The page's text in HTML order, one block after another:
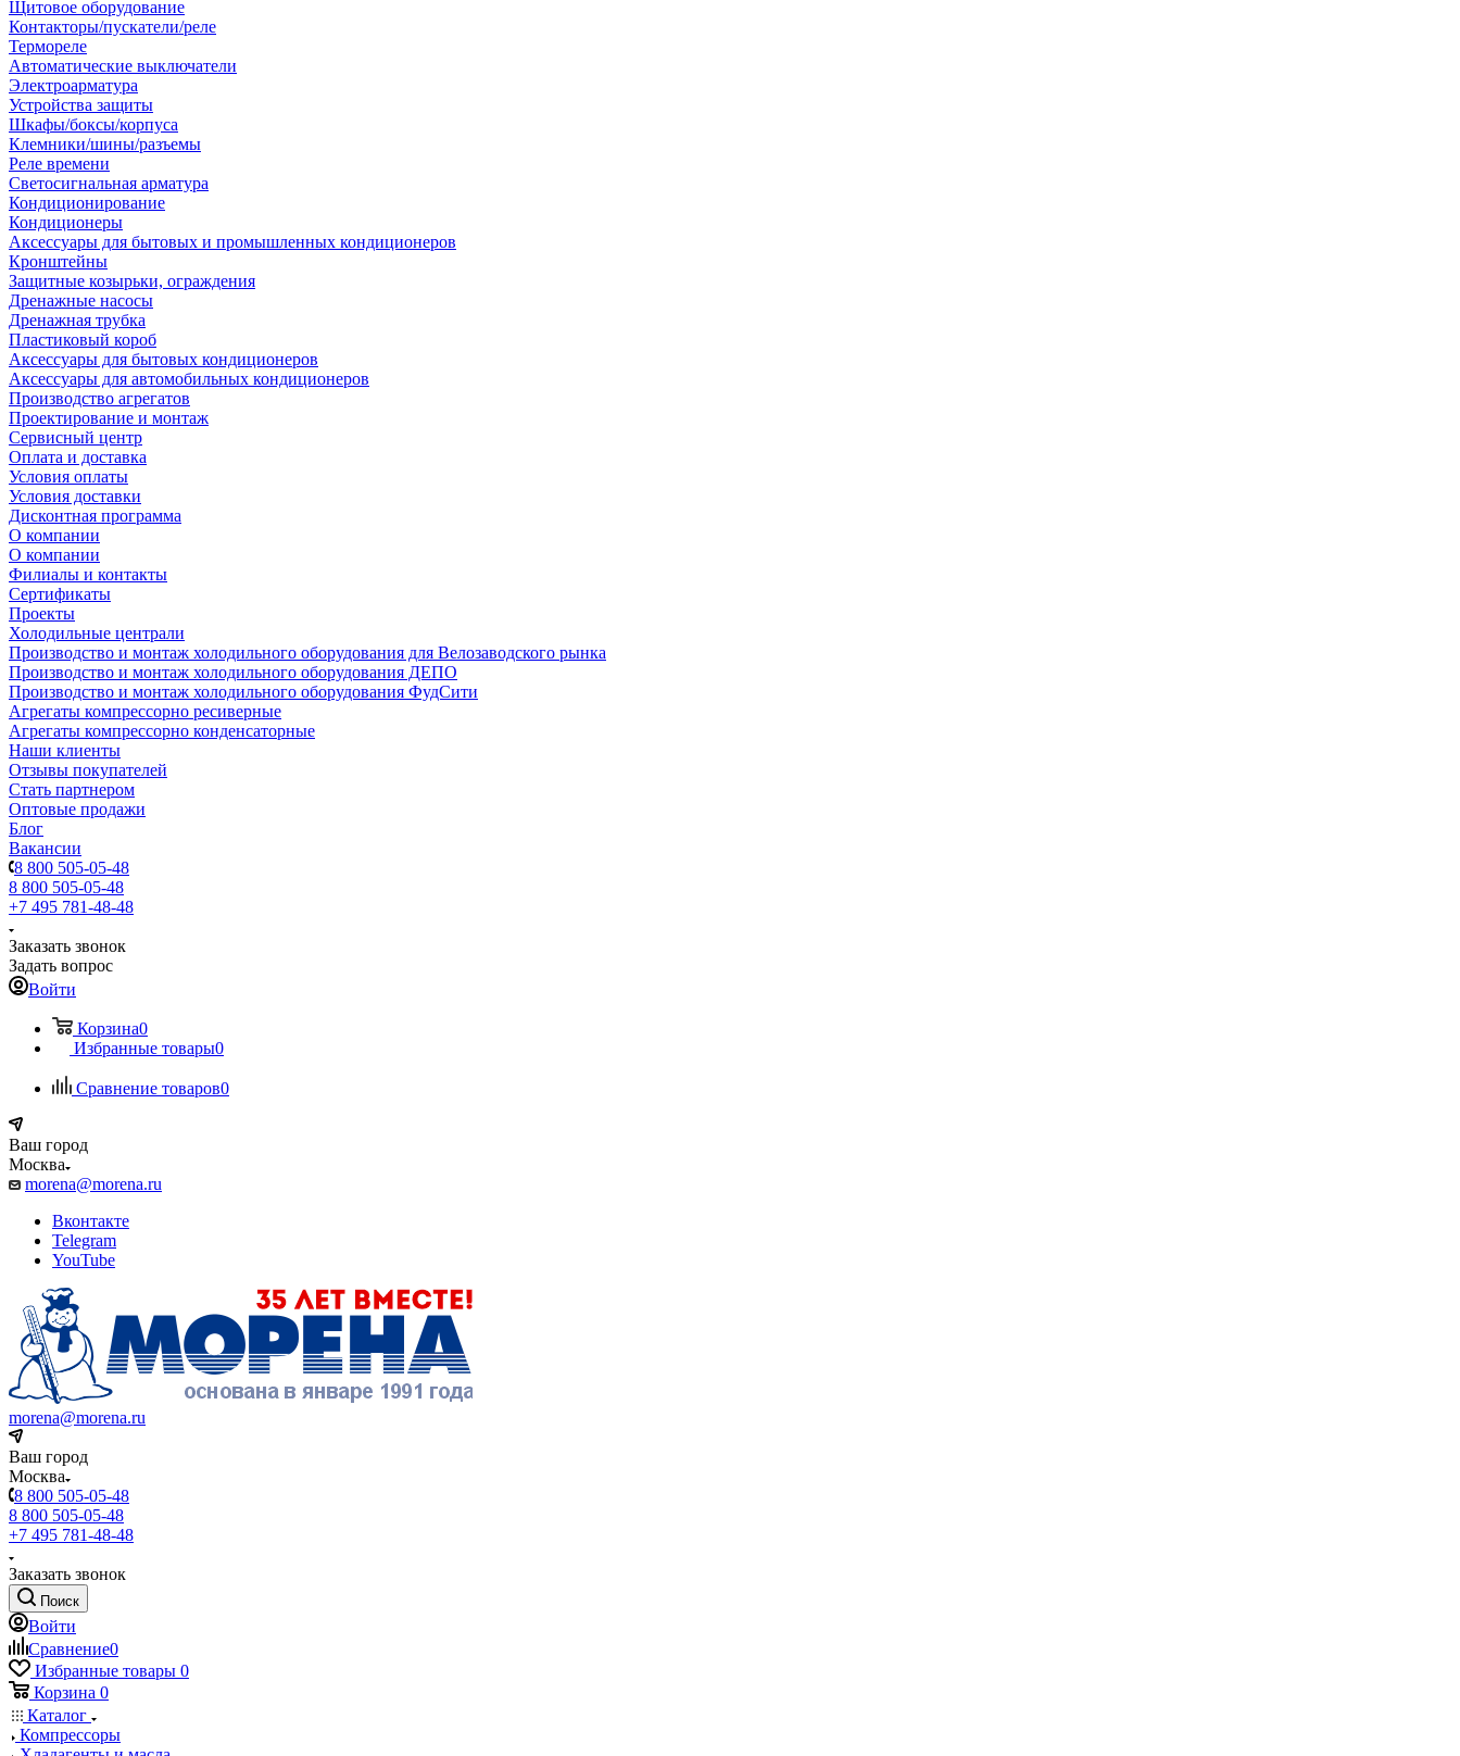
Щитовое оборудование
Контакторы/пускатели/реле
Термореле
Автоматические выключатели
Электроарматура
Устройства защиты
Шкафы/боксы/корпуса
Клемники/шины/разъемы
Реле времени
Светосигнальная арматура
Кондиционирование
Кондиционеры
Аксессуары для бытовых и промышленных кондиционеров
Кронштейны
Защитные козырьки, ограждения
Дренажные насосы
Дренажная трубка
Пластиковый короб
Аксессуары для бытовых кондиционеров
Аксессуары для автомобильных кондиционеров
Производство агрегатов
Проектирование и монтаж
Сервисный центр
Оплата и доставка
Условия оплаты
Условия доставки
Дисконтная программа
О компании
О компании
Филиалы и контакты
Сертификаты
Проекты
Холодильные централи
Производство и монтаж холодильного оборудования для Велозаводского рынка
Производство и монтаж холодильного оборудования ДЕПО
Производство и монтаж холодильного оборудования ФудСити
Агрегаты компрессорно ресиверные
Агрегаты компрессорно конденсаторные
Наши клиенты
Отзывы покупателей
Стать партнером
Оптовые продажи
Блог
Вакансии
8 800 505-05-48
8 800 505-05-48
+7 495 781-48-48
Заказать звонок
Задать вопрос
Войти
Корзина0
Избранные товары0
Сравнение товаров0
Ваш город
Москва
morena@morena.ru
Вконтакте
Telegram
YouTube
morena@morena.ru
Ваш город
Москва
8 800 505-05-48
8 800 505-05-48
+7 495 781-48-48
Заказать звонок
Поиск
Войти
Сравнение0
Избранные товары 0
Корзина 0
Каталог
Компрессоры